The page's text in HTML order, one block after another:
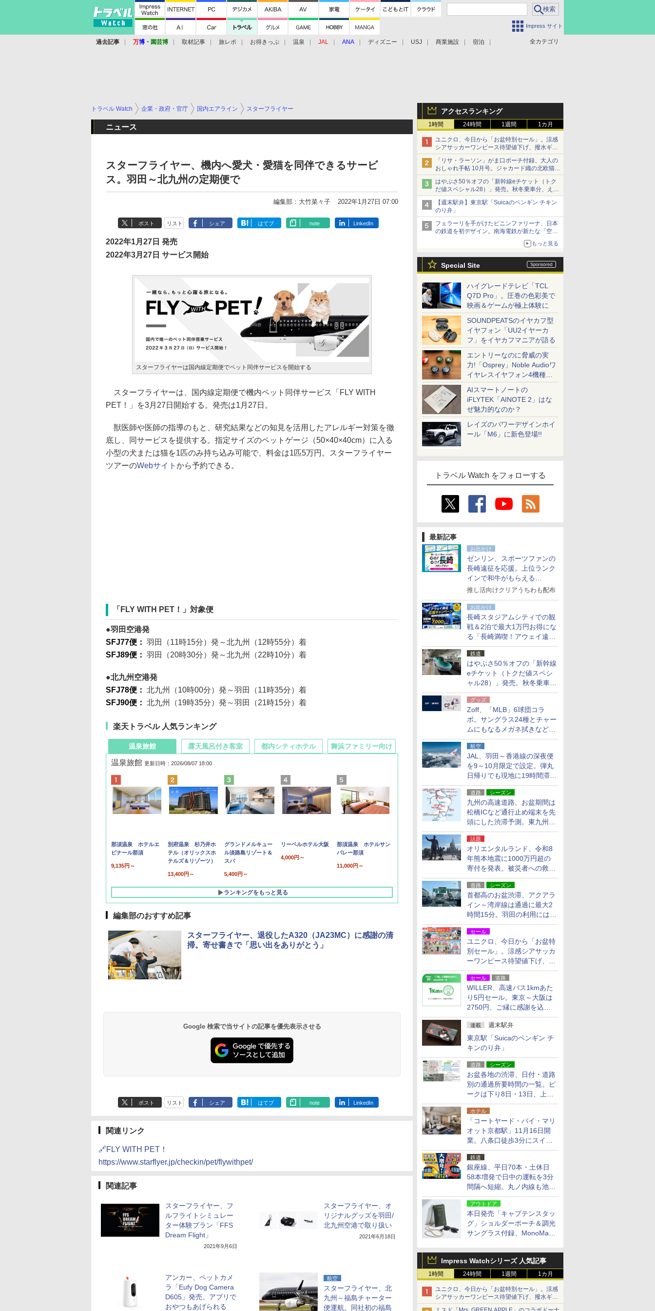
Impress サイト
全カテゴリ
過去記事 万博 ・ 園芸博 取材記事 旅レポ お得きっぷ 温泉 JAL ANA ディズニー USJ 商業施設 宿泊
アクセスランキング
1時間 24時間 1週間 1カ月
ユニクロ、今日から「お盆特別セール」。涼感
シアサッカーワンピース待望値下げ、撥水ギア
ショーツは1990円に
「リサ・ラーソン」がま口ポーチ付録、大人の
おしゃれ手帖 10月号。ジャカード織の北欧猫デ
ザイン
はやぶさ50％オフの「新幹線eチケット（トク
だ値スペシャル28）」発売。秋冬乗車分、えき
ねっと限定
【週末駅弁】東京駅「Suicaのペンギン チキン
のり弁」
フェラーリを手がけたピニンファリーナ、日本
の鉄道を初デザイン。南海電鉄が新たな「空港
もっと見る
Special Site
ハイグレードテレビ「TCL
Q7D Pro」。圧巻の色彩美で
映画＆ゲームが極上体験に
SOUNDPEATSのイヤカフ型
イヤフォン「UU2イヤーカ
フ」をイヤカフマニアが語る
エントリーなのに脅威の実
力!「Osprey」Noble Audioワ
イヤレスイヤフォン4機種を
一気に聴く
AIスマートノートの
iFLYTEK「AINOTE 2」はな
ぜ魅力的なのか？
レイズのパワーデザインホイ
ール「M6」に新色登場!!
トラベル Watch をフォローする
最新記事
お出かけ
ゼンリン、スポーツファンの
長崎遠征を応援。上位ランク
インで和牛がもらえる
「GO！GO！長崎スタンプラ
推し活向けクリアうちわも配布
お出かけ
長崎スタジアムシティでの観
戦＆2泊で最大1万円お得にな
る「長崎満喫！アウェイ遠征
応援キャンペーン」
鉄道
はやぶさ50％オフの「新幹線
eチケット（トクだ値スペシ
ャル28）」発売。秋冬乗車
分、えきねっと限定
グッズ
Zoff、「MLB」6球団コラ
ボ。サングラス24種とチャー
ムにもなるメガネ拭きなど雑
貨24種
航空
JAL、羽田～香港線の深夜便
を9～10月限定で設定。弾丸
日帰りでも現地に19時間滞在
できる
道路 シーズン
九州の高速道路、お盆期間は
松橋ICなど通行止め端末を先
頭にした渋滞予測。東九州道
への迂回は料金調整を実施
話題
オリエンタルランド、令和8
年熊本地震に1000万円超の
寄付を発表。被災者への救援
活動・復旧支援
道路 シーズン
首都高のお盆渋滞、アクアラ
イン～湾岸線は通過に最大2
時間15分。羽田の利用には
「空港西出口」の利用検討を
セール
ユニクロ、今日から「お盆特
別セール」。涼感シアサッカ
ーワンピース待望値下げ、撥
水ギアショーツは1990円に
セール 道路
WILLER、高速バス1kmあた
り5円セール。東京～大阪は
2750円、ご縁に感謝を込め
た20周年記念キャンペーン
連載 週末駅弁
東京駅「Suicaのペンギン チ
キンのり弁」
道路 シーズン
お盆各地の渋滞、日付・道路
別の通過所要時間の一覧。ピ
ークは下り8日・13日、上り
14日・15日
ホテル
「コートヤード・バイ・マリ
オット京都駅」11月16日開
業。八条口徒歩3分にスイー
ト含む全270室、ダイニング
も併設
鉄道
銀座線、平日70本・土休日
58本増発で日中の運転を3分
間隔へ短縮。丸ノ内線も池袋
～中野坂上を4分間隔に
アウトドア
本日発売「キャプテンスタッ
グ」ショルダーポーチ＆調光
サングラス付録、MonoMax
Impress Watchシリーズ 人気記事
1時間 24時間 1週間 1カ月
ユニクロ、今日から「お盆特別セール」。涼感
シアサッカーワンピース待望値下げ、撥水ギア
ショーツは1990円に
トラベル Watch 企業・政府・官庁 国内エアライン スターフライヤー
ニュース
スターフライヤー、機内へ愛犬・愛猫を同伴できるサービ
ス。羽田～北九州の定期便で
編集部：大竹菜々子 2022年1月27日 07:00
ポスト リスト シェア はてブ note LinkedIn
2022年1月27日 発売
2022年3月27日 サービス開始
スターフライヤーは国内線定期便でペット同伴サービスを開始する
スターフライヤーは、国内線定期便で機内ペット同伴サービス「FLY WITH
PET！」を3月27日開始する。発売は1月27日。
獣医師や医師の指導のもと、研究結果などの知見を活用したアレルギー対策を徹
底し、同サービスを提供する。指定サイズのペットゲージ（50×40×40cm）に入る
小型の犬または猫を1匹のみ持ち込み可能で、料金は1匹5万円。スターフライヤー
ツアーのWebサイト から予約できる。
「FLY WITH PET！」対象便
羽田空港発
SFJ77便： 羽田（11時15分）発～北九州（12時55分）着
SFJ89便： 羽田（20時30分）発～北九州（22時10分）着
北九州空港発
SFJ78便： 北九州（10時00分）発～羽田（11時35分）着
SFJ90便： 北九州（19時35分）発～羽田（21時15分）着
楽天トラベル 人気ランキング
温泉旅館
温泉旅館 更新日時：2026/08/07 18:00
那須温泉 ホテルエ
ピナール那須
9,135円～
別府温泉 杉乃井ホ
テル（オリックスホ
テルズ＆リゾーツ）
13,400円～
グランドメルキュー
ル淡路島リゾート＆
スパ
5,400円～
リーベルホテル大阪
4,000円～
那須温泉 ホテルサン
バレー那須
11,000円～
ランキングをもっと見る
露天風呂付き客室
10,450円～
19,541円～
都内シティホテル 舞浜ファミリー向け
7,950円～
5,758円～
編集部のおすすめ記事
スターフライヤー、退役したA320（JA23MC）に感謝の清
掃。寄せ書きで「思い出をありがとう」
Google 検索で当サイトの記事を優先表示させる
ポスト リスト シェア はてブ note LinkedIn
関連リンク
🔗FLY WITH PET！
https://www.starflyer.jp/checkin/pet/flywithpet/
関連記事
スターフライヤー、フ
ルフライトシミュレー
ター体験プラン「FFS
Dream Flight」
2021年9月6日
スターフライヤー、オ
リジナルグッズを羽田/
北九州空港で取り扱い
2021年6月18日
アンカー、ペットカメ
ラ「Eufy Dog Camera
D605」発売。アプリで
おやつもあげられる
航空
スターフライヤー、北
九州～福島チャーター
便運航。同社初の福島